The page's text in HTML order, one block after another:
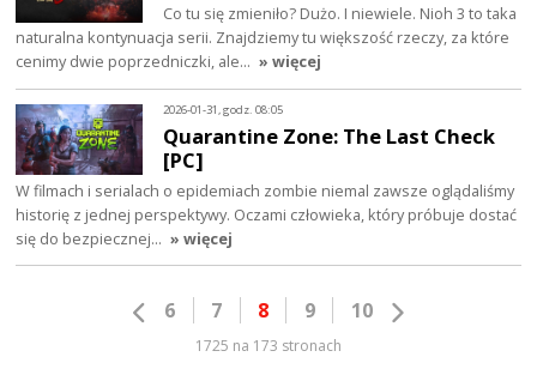
Co tu się zmieniło? Dużo. I niewiele. Nioh 3 to taka
naturalna kontynuacja serii. Znajdziemy tu większość rzeczy, za które
cenimy dwie poprzedniczki, ale… » więcej
2026-01-31, godz. 08:05
Quarantine Zone: The Last Check
[PC]
W filmach i serialach o epidemiach zombie niemal zawsze oglądaliśmy
historię z jednej perspektywy. Oczami człowieka, który próbuje dostać
się do bezpiecznej… » więcej
6 7 8 9 10
1725 na 173 stronach